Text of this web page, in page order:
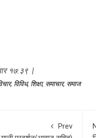
१७:३९ |
, विविध, शिक्षा, समाचार, समाज
Prev